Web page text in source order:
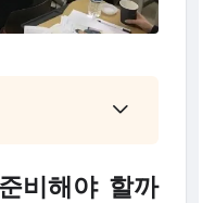
비해야 할까